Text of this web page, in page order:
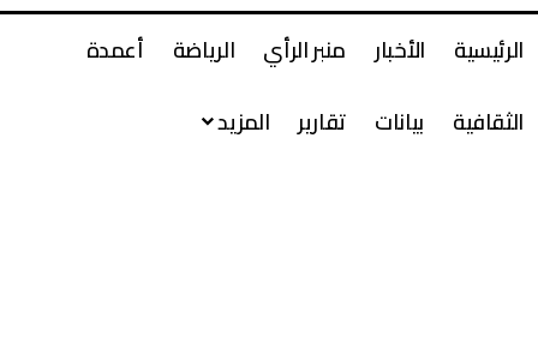
الرئيسية الأخبار منبر الرأي الرياضة
أعمدة
الثقافية
بيانات تقارير المزيد